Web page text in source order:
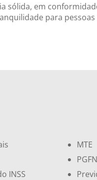
sólida, em
para pessoas
INSS
MTE
PGFN